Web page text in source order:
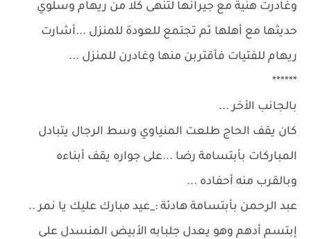
وغادرت هنية مع جيرانها لتنهى كلا من ريهام وسلوي
حديثها مع أهلها ثم تجتمع للعودة للمنزل ...أشارت
ريهام للفتيات فأقتربن منها وغادرن للمنزل ...
******
بالجانب الأخر ...
كان يقف الحاج طلعت المنياوي وسط الرجال يتبادل
المباركات بأبتسامة رضا ...على جواره يقف أبناءه
وبالقرب منه أحفاده ...
عبد الرحمن بأبتسامة هادئة :_عيد مبارك عليك يا نمر ..
إبتسم أدهم وهو يعدل جلبابه الأبيض المنسدل على